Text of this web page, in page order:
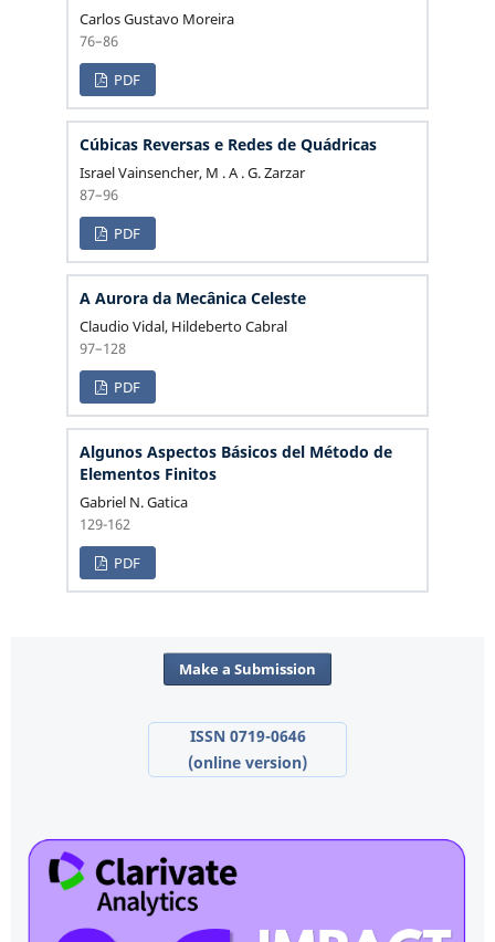
Carlos Gustavo Moreira
76–86
PDF
Cúbicas Reversas e Redes de Quádricas
Israel Vainsencher, M . A . G. Zarzar
87–96
PDF
A Aurora da Mecânica Celeste
Claudio Vidal, Hildeberto Cabral
97–128
PDF
Algunos Aspectos Básicos del Método de
Elementos Finitos
Gabriel N. Gatica
129-162
PDF
Make a Submission
ISSN 0719-0646
(online version)